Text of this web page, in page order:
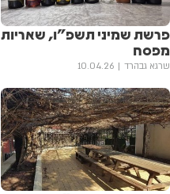
פרשת שמיני תשפ"ו, שאריות
מפסח
שרגא גבהרד 10.04.26